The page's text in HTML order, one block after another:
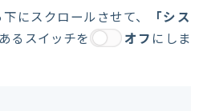
にスクロールさせて、
「シス
るスイッチを オフ にしま